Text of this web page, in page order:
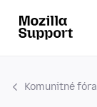
Komunitné fóra